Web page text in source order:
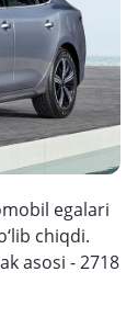
egalari
chiqdi.
asosi - 2718